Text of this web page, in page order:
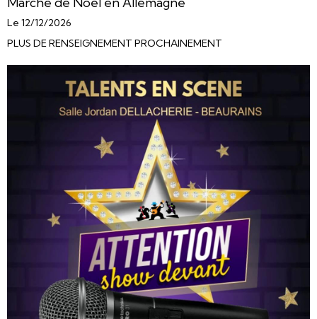
Le 12/12/2026
PLUS DE RENSEIGNEMENT PROCHAINEMENT